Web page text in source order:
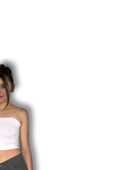
Первоначальная
цена
составляла
65 €.